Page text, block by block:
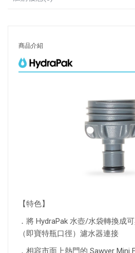
商品介紹
【特色】
．將 HydraPak 水壺/水袋轉換成
（即寶特瓶口徑）濾水器連接
．相容市面上熱門的 Sawyer Mini